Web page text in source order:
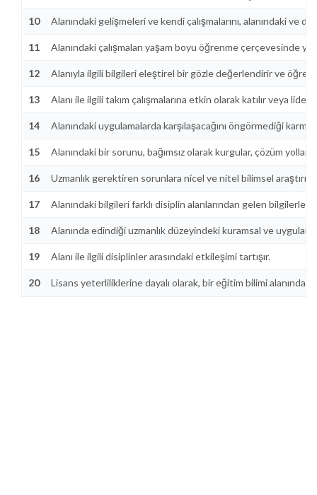
10 Alanındaki gelişmeleri ve kendi çalışmalarını, alanındaki ve
11 Alanındaki çalışmaları yaşam boyu öğrenme çerçevesinde
12 Alanıyla ilgili bilgileri eleştirel bir gözle değerlendirir ve
13 Alanı ile ilgili takım çalışmalarına etkin olarak katılır veya
14 Alanındaki uygulamalarda karşılaşacağını öngörmediği
15 Alanındaki bir sorunu, bağımsız olarak kurgular, çözüm
16 Uzmanlık gerektiren sorunlara nicel ve nitel bilimsel
17 Alanındaki bilgileri farklı disiplin alanlarından gelen
18 Alanında edindiği uzmanlık düzeyindeki kuramsal ve
19 Alanı ile ilgili disiplinler arasındaki etkileşimi tartışır.
20 Lisans yeterliliklerine dayalı olarak, bir eğitim bilimi alanında